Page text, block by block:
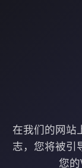
在我们的网站
志，您将被引
您的